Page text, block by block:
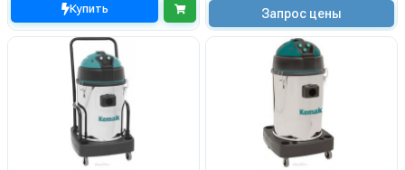
Купить Запрос цены